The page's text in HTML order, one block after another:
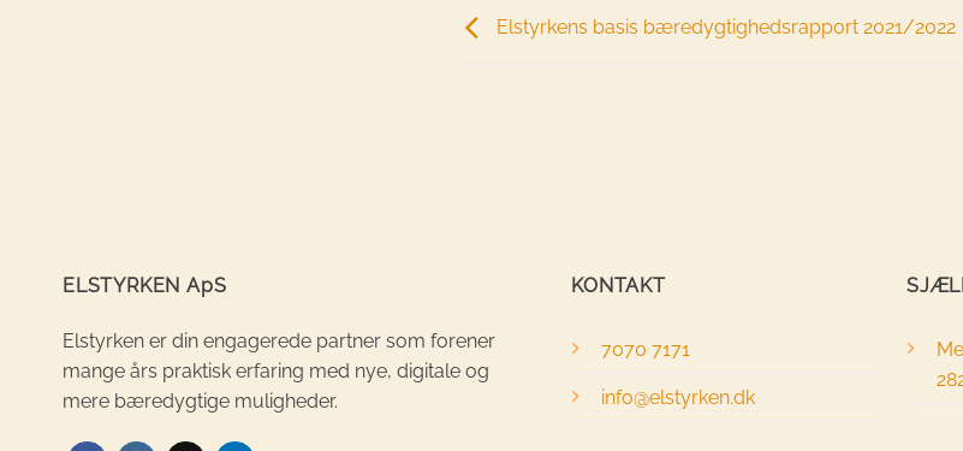
Elstyrkens basis bæredygtighedsrapport 2021/2022
ELSTYRKEN ApS
Elstyrken er din engagerede partner som forener
mange års praktisk erfaring med nye, digitale og
mere bæredygtige muligheder.
KONTAKT
7070 7171
info@elstyrken.dk